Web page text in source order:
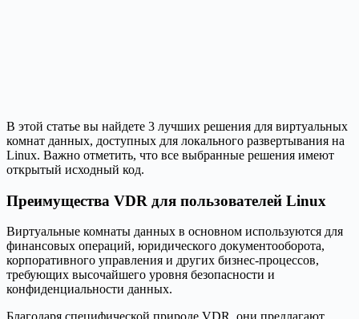
В этой статье вы найдете 3 лучших решения для виртуальных
комнат данных, доступных для локального развертывания на
Linux. Важно отметить, что все выбранные решения имеют
открытый исходный код.
Преимущества VDR для пользователей Linux
Виртуальные комнаты данных в основном используются для
финансовых операций, юридического документооборота,
корпоративного управления и других бизнес-процессов,
требующих высочайшего уровня безопасности и
конфиденциальности данных.